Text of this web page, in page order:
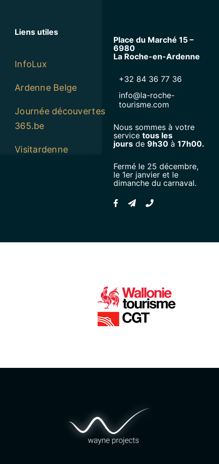
Liens utiles
InfoLux
Ardenne Belge
Journée découvertes
365.be
Visitardenne
Place du Marché 15 –
6980
La Roche-en-Ardenne
+32 84 36 77 36
info@la-roche-
tourisme.com
Nous sommes à votre
service tous les
joursde 9h30à 17h00.
Fermé le 25 décembre,
le 1er janvier et le
dimanche du carnaval.